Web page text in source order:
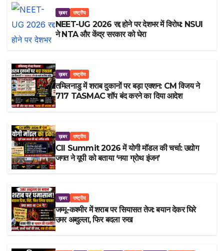
ख़बर राष्ट्रीय
NEET-UG 2026 रद्द होने पर देशभर में विरोध: NSUI
ने NTA और केंद्र सरकार को घेरा
ख़बर राष्ट्रीय
तमिलनाडु में शराब दुकानों पर बड़ा एक्शन: CM विजय ने
717 TASMAC शॉप बंद करने का दिया आदेश
ख़बर राष्ट्रीय
CII Summit 2026 में योगी मॉडल की चर्चा: उद्योग
जगत ने यूपी को बताया ‘नया ग्रोथ इंजन’
ख़बर राष्ट्रीय
जम्मू-कश्मीर में शराब पर सियासत तेज: बयान देकर घिरे
उमर अब्दुल्ला, फिर बदला रुख